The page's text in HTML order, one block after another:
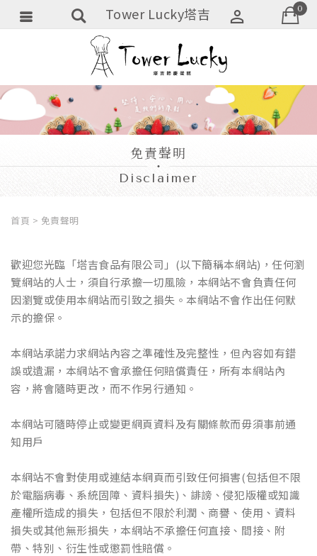
免責聲明
Disclaimer
首頁 免責聲明
歡迎您光臨「塔吉食品有限公司」(以下簡稱本網站)，任何瀏
覽網站的人士，須自行承擔一切風險，本網站不會負責任何
因瀏覽或使用本網站而引致之損失。本網站不會作出任何默
示的擔保。
本網站承諾力求網站內容之準確性及完整性，但內容如有錯
誤或遺漏，本網站不會承擔任何賠償責任，所有本網站內
容，將會隨時更改，而不作另行通知。
本網站可隨時停止或變更網頁資料及有關條款而毋須事前通
知用戶
本網站不會對使用或連結本網頁而引致任何損害(包括但不限
於電腦病毒、系統固障、資料損失)、誹謗、侵犯版權或知識
產權所造成的損失，包括但不限於利潤、商譽、使用、資料
損失或其他無形損失，本網站不承擔任何直接、間接、附
帶、特別、衍生性或懲罰性賠償。
Tower Lucky塔吉 0
會員登入
會員註冊
忘記密碼
訂單查詢
追蹤清單
匯款通知